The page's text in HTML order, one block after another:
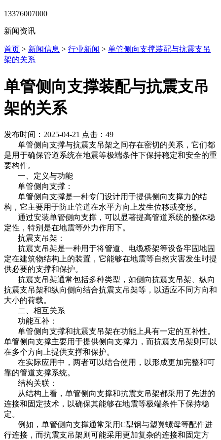
13376007000
新闻资讯
首页 > 新闻信息 > 行业新闻 > 单管侧向支撑装配与抗震支吊
架的关系
单管侧向支撑装配与抗震支吊
架的关系
发布时间：2025-04-21 点击：49
单管侧向支撑与抗震支吊架之间存在密切的关系，它们都
是用于确保管道系统在地震等极端条件下保持稳定和安全的重
要构件。
一、定义与功能
单管侧向支撑：
单管侧向支撑是一种专门设计用于提供侧向支撑力的结
构，它主要用于防止管道在水平方向上发生位移或变形。
通过安装单管侧向支撑，可以显著提高管道系统的整体稳
定性，特别是在地震等外力作用下。
抗震支吊架：
抗震支吊架是一种用于将管道、电缆桥架等设备牢固地固
定在建筑物结构上的装置，它能够在地震等自然灾害发生时提
供必要的支撑和保护。
抗震支吊架通常包括多种类型，如侧向抗震支吊架、纵向
抗震支吊架和纵向侧向结合抗震支吊架等，以适应不同方向和
大小的荷载。
二、相互关系
功能互补：
单管侧向支撑和抗震支吊架在功能上具有一定的互补性。
单管侧向支撑主要用于提供侧向支撑力，而抗震支吊架则可以
在多个方向上提供支撑和保护。
在实际应用中，两者可以结合使用，以形成更加完整和可
靠的管道支撑系统。
结构关联：
从结构上看，单管侧向支撑和抗震支吊架都采用了先进的
连接和固定技术，以确保其能够在地震等极端条件下保持稳
定。
例如，单管侧向支撑通常采用C型钢与塑翼螺母等配件进
行连接，而抗震支吊架则可能采用更加复杂的连接和固定方